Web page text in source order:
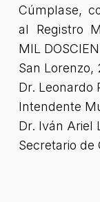
Cúmplase,
al Registro
MIL
San Lorenzo,
Dr. Leonardo
Intendente
Dr. Iván Ariel
Secretario de